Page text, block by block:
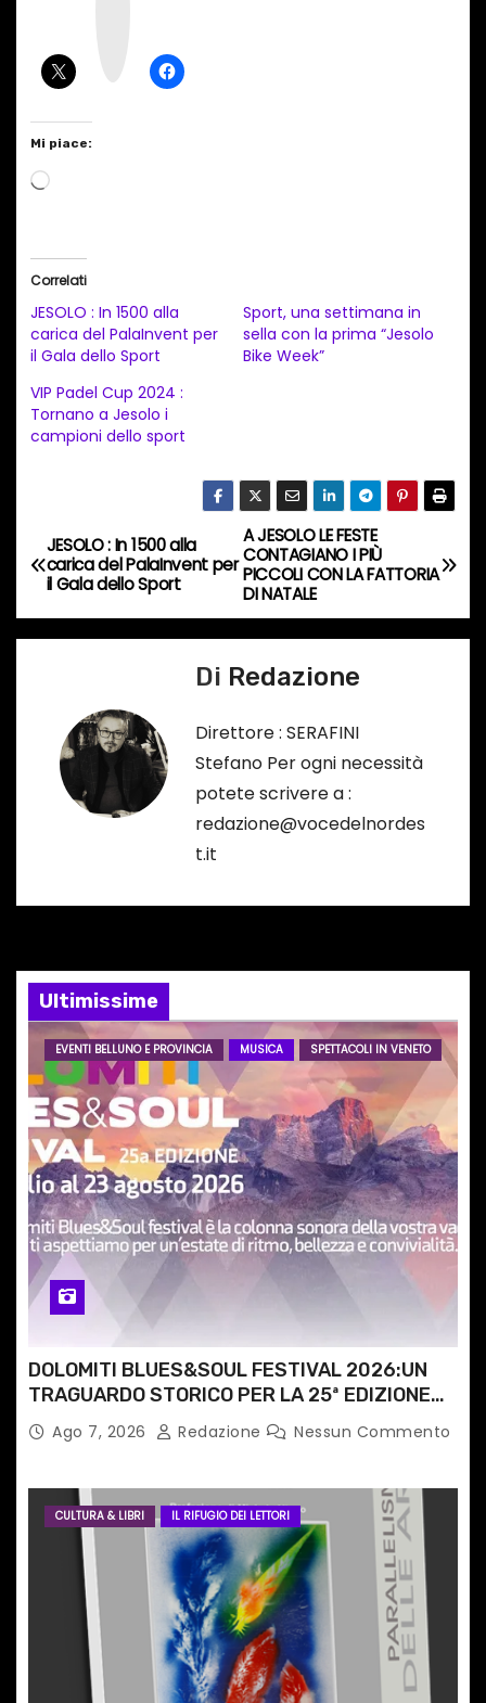
Mi piace:
C
a
m
e
n
n
c
r
Correlati
JESOLO : In 1500 alla
carica del PalaInvent per
il Gala dello Sport
Sport, una settimana in
sella con la prima “Jesolo
Bike Week”
VIP Padel Cup 2024 :
Tornano a Jesolo i
campioni dello sport
N
a
v
o
e
a
r
t
i
c
o
l
i
A JESOLO LE FESTE
CONTAGIANO I PIÙ
PICCOLI CON LA FATTORIA
DI NATALE
JESOLO : In 1500 alla
carica del PalaInvent per
il Gala dello Sport
Di Redazione
Direttore : SERAFINI
Stefano Per ogni necessità
potete scrivere a :
redazione@vocedelnordes
t.it
Ultimissime
EVENTI BELLUNO E PROVINCIA MUSICA SPETTACOLI IN VENETO
DOLOMITI BLUES&SOUL FESTIVAL 2026:UN
TRAGUARDO STORICO PER LA 25ª EDIZIONE
TRA LE CIME PATRIMONIO UNESCO
Ago 7, 2026 Redazione Nessun Commento
CULTURA & LIBRI IL RIFUGIO DEI LETTORI